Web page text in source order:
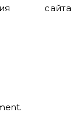
сайта